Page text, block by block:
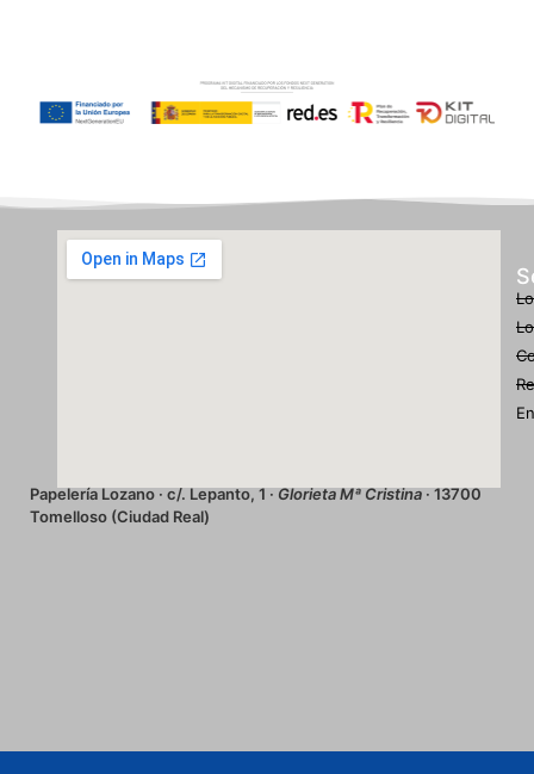
Papelería Lozano · c/. Lepanto, 1 ·Glorieta Mª Cristina· 13700
Tomelloso (Ciudad Real)